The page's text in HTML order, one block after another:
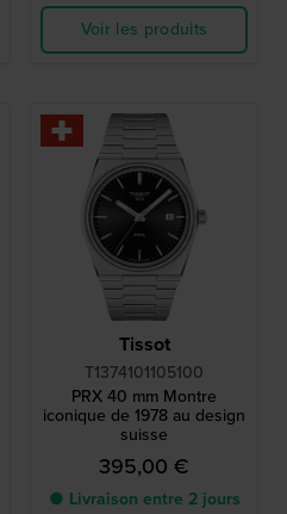
Voir les produits
Tissot
T1374101105100
PRX 40 mm Montre
iconique de 1978 au design
suisse
395,00 €
● Livraison entre 2 jours